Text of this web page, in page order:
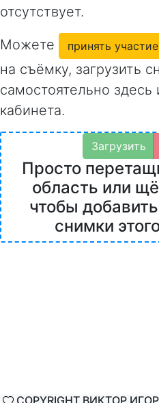
отсутствует.
Можете принять участие
на съёмку, загрузить
самостоятельно
кабинета.
Загрузить
Просто
область или
чтобы
снимки
COPYRIGHT ВИКТОР